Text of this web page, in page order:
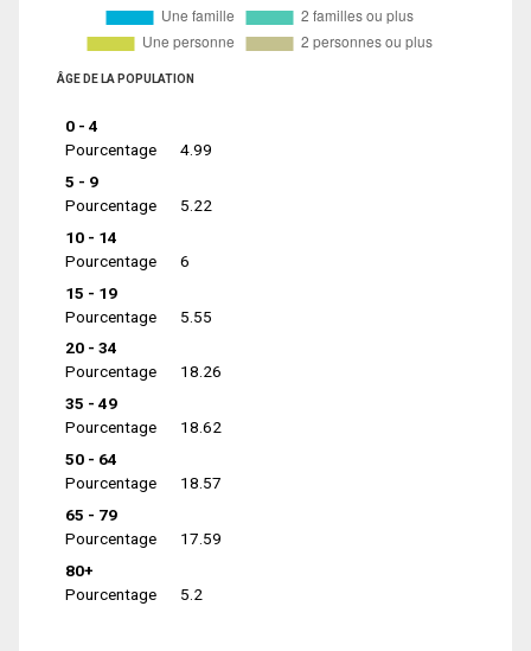
ÂGE DE LA POPULATION
0 - 4
Pourcentage
4.99
5 - 9
Pourcentage
5.22
10 - 14
Pourcentage
6
15 - 19
Pourcentage
5.55
20 - 34
Pourcentage
18.26
35 - 49
Pourcentage
18.62
50 - 64
Pourcentage
18.57
65 - 79
Pourcentage
17.59
80+
Pourcentage
5.2